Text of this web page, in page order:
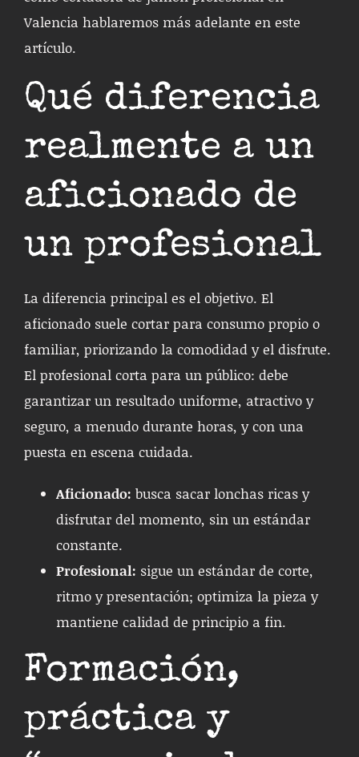
Valencia hablaremos más adelante en este
artículo.
Qué diferencia
realmente a un
aficionado de
un profesional
La diferencia principal es el objetivo. El
aficionado suele cortar para consumo propio o
familiar, priorizando la comodidad y el disfrute.
El profesional corta para un público: debe
garantizar un resultado uniforme, atractivo y
seguro, a menudo durante horas, y con una
puesta en escena cuidada.
Aficionado: busca sacar lonchas ricas y
disfrutar del momento, sin un estándar
constante.
Profesional: sigue un estándar de corte,
ritmo y presentación; optimiza la pieza y
mantiene calidad de principio a fin.
Formación,
práctica y